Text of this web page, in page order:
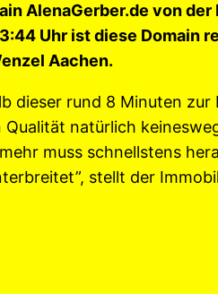
AlenaGerber.de von
Uhr ist diese Domain
Aachen.
dieser rund 8 Minuten
natürlich
muss schnellstens
stellt der